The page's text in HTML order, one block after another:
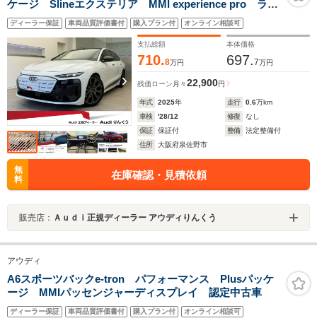
ケージ Slineエクステリア MMI experience pro ラグ
ジュアリーPKG スマートパノラマサンルーフ
OP21AW ブラックスタイリングPKG Pガラス
Bang&Olufsen アンビエントライティング パッセンジ
ャーディスプレイ ACC
ディーラー保証 車両品質評価書付 購入プラン付 オンライン相談可
支払総額
710.8万円
本体価格
697.7万円
残価ローン 月々22,900円
年式 2025年 走行 0.6万km
車検
'28/12 修復
なし
保証
保証付 整備
法定整備付
住所
大阪府泉佐野市
無
料
在庫確認・見積依頼
販売店： Ａｕｄｉ正規ディーラー アウディりんくう
アウディ
A6スポーツバックe-tron パフォーマンス Plusパッケ
ージ MMIパッセンジャーディスプレイ 認定中古車
ディーラー保証 車両品質評価書付 購入プラン付 オンライン相談可